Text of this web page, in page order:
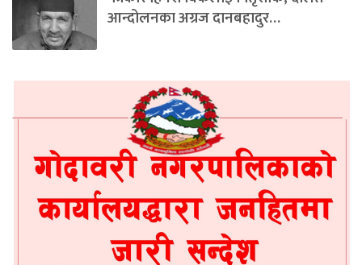
आन्दोलनका अग्रज दानबहादुर…